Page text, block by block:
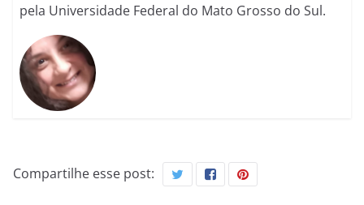
pela Universidade Federal do Mato Grosso do Sul.
Compartilhe esse post: